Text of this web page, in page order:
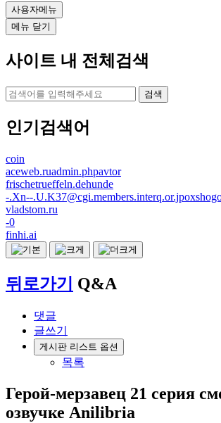
사용자메뉴
메뉴 닫기
사이트 내 전체검색
검색
인기검색어
coin
aceweb.ruadmin.phpavtor
frischetrueffeln.dehunde
-.Xn--
vladstom.ru
-0
finhi.ai
뒤로가기 Q&A
댓글
글쓰기
게시판 리스트 옵션
목록
Герой-мерзавец 21 серия
озвучке Anilibria